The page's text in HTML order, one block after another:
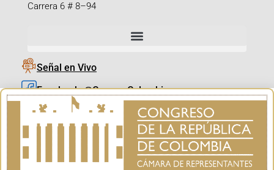
Carrera 6 # 8–94
Señal en Vivo
Facebook_@CamaraColombia
Instagram_@CamaraColombia
X_@CamaraColombia
Youtube_@CamaraColombia